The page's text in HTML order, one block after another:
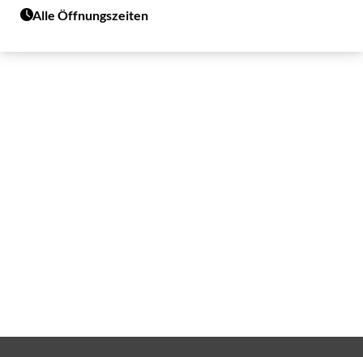
Alle Öffnungszeiten